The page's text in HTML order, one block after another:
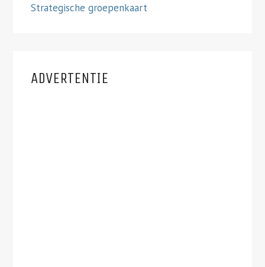
Strategische groepenkaart
ADVERTENTIE